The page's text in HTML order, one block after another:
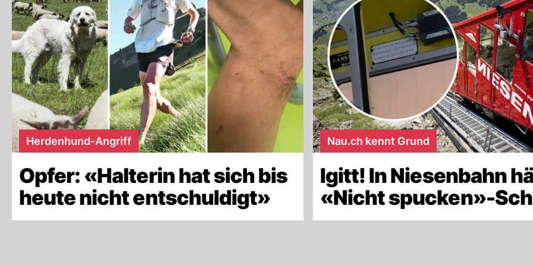
Herdenhund-Angriff
Opfer: «Halterin hat sich bis
heute nicht entschuldigt»
Nau.ch kennt Grund
Igitt! In Niesenbahn
«Nicht spucken»-